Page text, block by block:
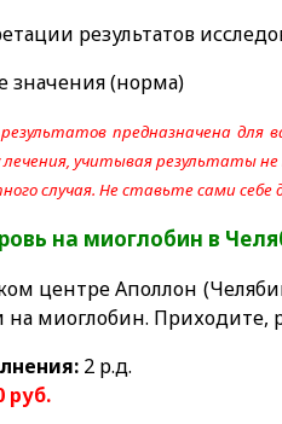
результатов
значения (норма)
предназначена для
учитывая результаты не
случая. Не ставьте сами
на миоглобин в
центре Аполлон
на миоглобин. Приходите,
2 р.д.
руб.